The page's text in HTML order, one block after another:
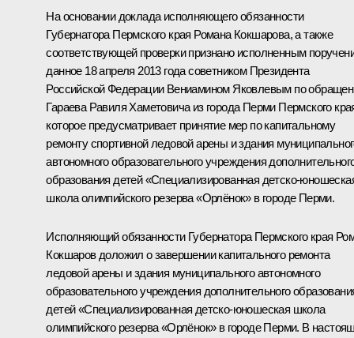
На основании доклада исполняющего обязанности
Губернатора Пермского края Романа Кокшарова, а также
соответствующей проверки признано исполненным
данное 18 апреля 2013 года советником Президента
Российской Федерации Вениамином Яковлевым по
Гараева Равиля Хаметовича из города Перми Пермского
которое предусматривает принятие мер по капитальному
ремонту спортивной ледовой арены и здания
автономного образовательного учреждения
образования детей «Специализированная детско-
школа олимпийского резерва «Орлёнок» в городе Перми.
Исполняющий обязанности Губернатора Пермского края
Кокшаров доложил о завершении капитального ремонта
ледовой арены и здания муниципального автономного
образовательного учреждения дополнительного
детей «Специализированная детско-юношеская школа
олимпийского резерва «Орлёнок» в городе Перми. В